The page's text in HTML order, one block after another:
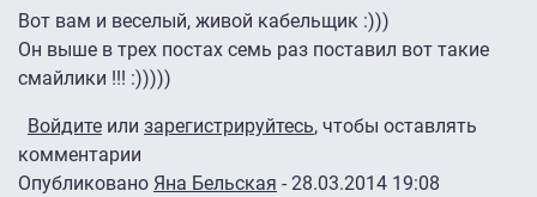
Вот вам и веселый, живой кабельщик :)))
Он выше в трех постах семь раз поставил вот такие
смайлики !!! :)))))
Войдите или зарегистрируйтесь, чтобы оставлять
комментарии
Опубликовано Яна Бельская - 28.03.2014 19:08